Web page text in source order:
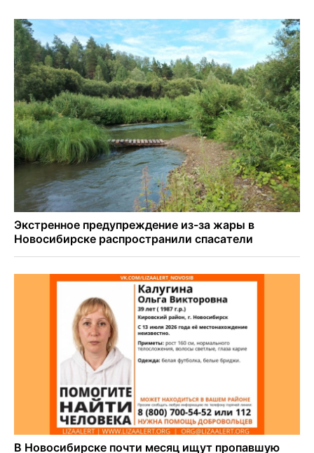
500 литров ухи сварили новосибирцам на
Бугринском пляже
Под Новосибирском двое пострадали в ДТП с
перевернувшейся «ГАЗелью»